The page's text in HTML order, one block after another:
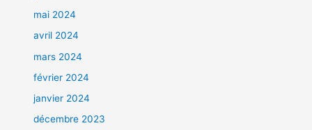
mai 2024
avril 2024
mars 2024
février 2024
janvier 2024
décembre 2023